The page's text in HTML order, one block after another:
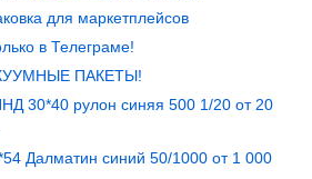
для маркетплейсов
в Телеграме!
ПАКЕТЫ!
30*40 рулон синяя 500 1/20 от 20
Далматин синий 50/1000 от 1 000